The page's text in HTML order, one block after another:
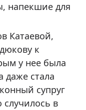
напекшие для
Катаевой,
к
у нее была
даже стала
супруг
случилось в